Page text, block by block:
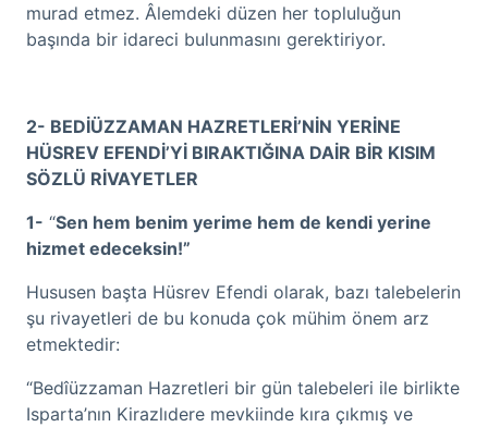
murad etmez. Âlemdeki düzen her topluluğun
başında bir idareci bulunmasını gerektiriyor.
2- BEDİÜZZAMAN HAZRETLERİ’NİN YERİNE
HÜSREV EFENDİ’Yİ BIRAKTIĞINA DAİR BİR KISIM
SÖZLÜ RİVAYETLER
1- “Sen hem benim yerime hem de kendi yerine
hizmet edeceksin!”
Hususen başta Hüsrev Efendi olarak, bazı talebelerin
şu rivayetleri de bu konuda çok mühim önem arz
etmektedir:
“Bedîüzzaman Hazretleri bir gün talebeleri ile birlikte
Isparta’nın Kirazlıdere mevkiinde kıra çıkmış ve